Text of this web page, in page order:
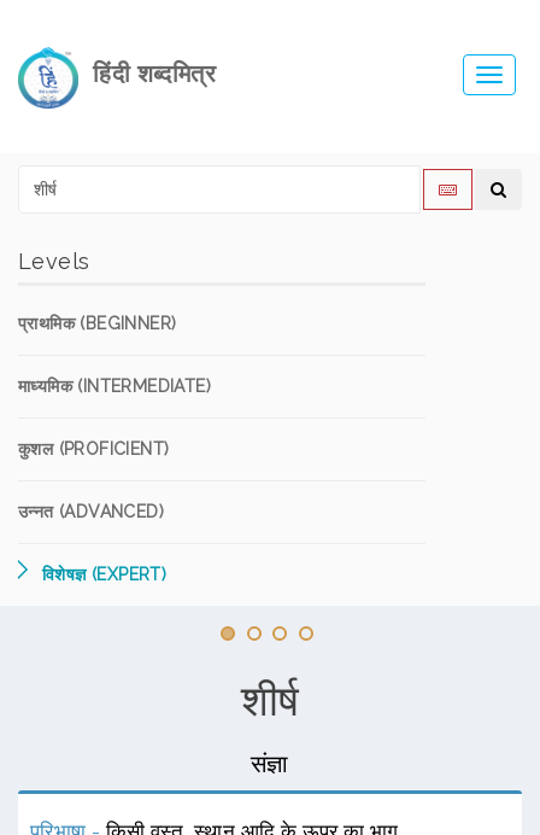
हिंदी शब्दमित्र
Levels
प्राथमिक (BEGINNER)
माध्यमिक (INTERMEDIATE)
कुशल (PROFICIENT)
उन्नत (ADVANCED)
विशेषज्ञ (EXPERT)
शीर्ष
संज्ञा